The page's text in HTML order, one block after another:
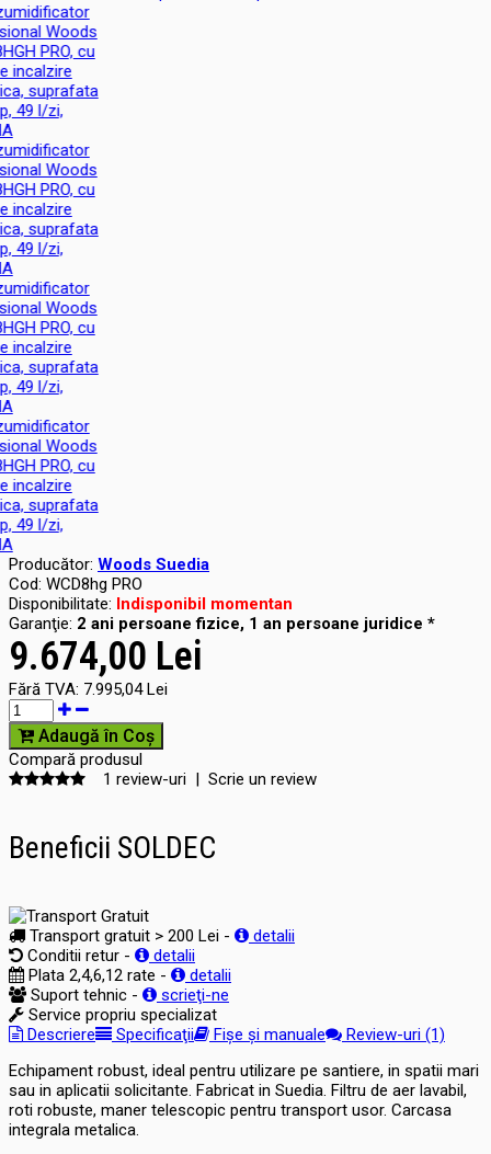
Producător: Woods Suedia
Cod: WCD8hg PRO
Disponibilitate: Indisponibil momentan
Garanţie: 2 ani persoane fizice, 1 an persoane juridice *
9.674,00 Lei
Fără TVA: 7.995,04 Lei
Adaugă în Coş
Compară produsul
1 review-uri | Scrie un review
Beneficii SOLDEC
Transport gratuit > 200 Lei -
detalii
Conditii retur -
detalii
Plata 2,4,6,12 rate -
detalii
Suport tehnic -
scrieţi-ne
Service propriu specializat
Descriere
Specificaţii Fișe și manuale
Review-uri (1)
Echipament robust, ideal pentru utilizare pe santiere, in spatii mari
sau in aplicatii solicitante. Fabricat in Suedia. Filtru de aer lavabil,
roti robuste, maner telescopic pentru transport usor. Carcasa
integrala metalica.